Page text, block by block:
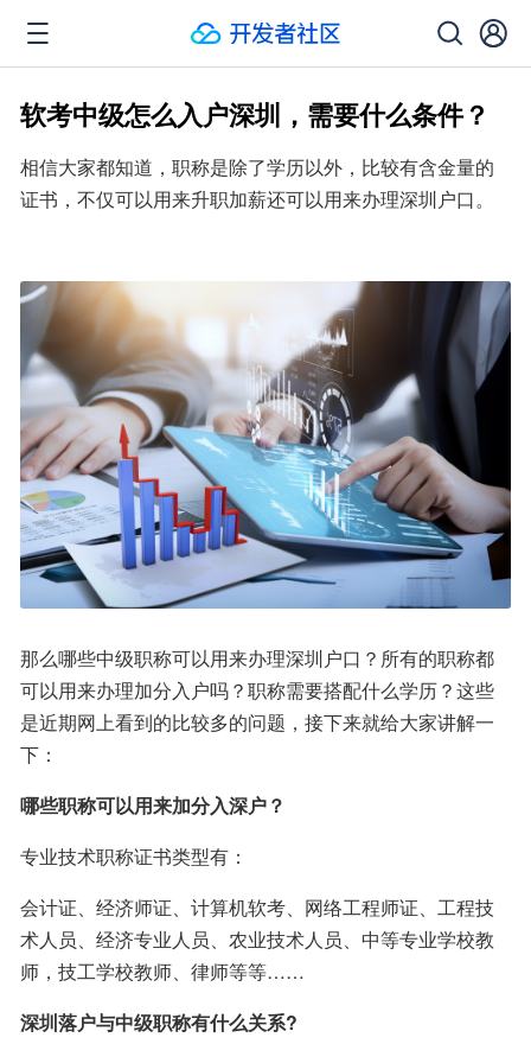
软考中级怎么入户深圳，需要什么条件？
相信大家都知道，职称是除了学历以外，比较有含金量的
证书，不仅可以用来升职加薪还可以用来办理深圳户口。
那么哪些中级职称可以用来办理深圳户口？所有的职称都
可以用来办理加分入户吗？职称需要搭配什么学历？这些
是近期网上看到的比较多的问题，接下来就给大家讲解一
下：
哪些职称可以用来加分入深户？
专业技术职称证书类型有：
会计证、经济师证、计算机软考、网络工程师证、工程技
术人员、经济专业人员、农业技术人员、中等专业学校教
师，技工学校教师、律师等等……
深圳落户与中级职称有什么关系?